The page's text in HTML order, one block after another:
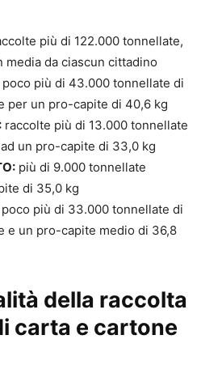
più di 122.000 tonnellate,
media da ciascun cittadino
poco più di 43.000 tonnellate di
per un pro-capite di 40,6 kg
raccolte più di 13.000 tonnellate
un pro-capite di 33,0 kg
più di 9.000 tonnellate
di 35,0 kg
poco più di 33.000 tonnellate di
e un pro-capite medio di 36,8
della raccolta
carta e cartone